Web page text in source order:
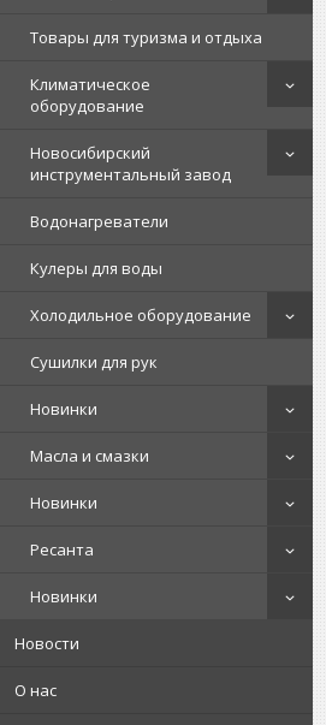
Товары для туризма и отдыха
Климатическое
оборудование
Новосибирский
инструментальный завод
Водонагреватели
Кулеры для воды
Холодильное оборудование
Сушилки для рук
Новинки
Масла и смазки
Новинки
Ресанта
Новинки
Новости
О нас